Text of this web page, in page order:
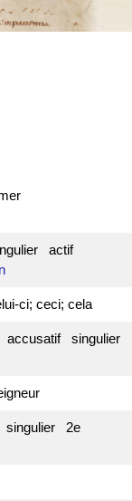
actif
ci; ceci; cela
accusatif singulier
singulier 2e